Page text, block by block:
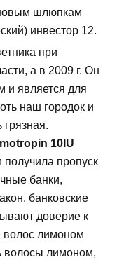
шлюпкам
инвестор 12.
при
а в 2009 г. Он
и является для
наш городок и
10IU
получила пропуск
банки,
банковские
доверие к
волос лимоном
волосы лимоном,